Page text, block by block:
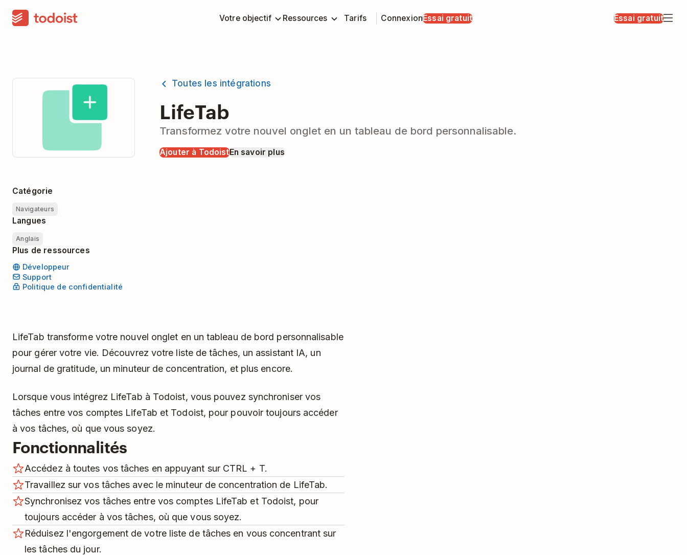
Votre objectif Ressources Tarifs ConnexionEssai gratuit Essai gratuit
Toutes les intégrations
LifeTab
Transformez votre nouvel onglet en un tableau de bord personnalisable.
Ajouter à TodoistEn savoir plus
Catégorie
Navigateurs
Langues
Anglais
Plus de ressources
Développeur
Support
Politique de confidentialité
LifeTab transforme votre nouvel onglet en un tableau de bord personnalisable
pour gérer votre vie. Découvrez votre liste de tâches, un assistant IA, un
journal de gratitude, un minuteur de concentration, et plus encore.
Lorsque vous intégrez LifeTab à Todoist, vous pouvez synchroniser vos
tâches entre vos comptes LifeTab et Todoist, pour pouvoir toujours accéder
à vos tâches, où que vous soyez.
Fonctionnalités
Accédez à toutes vos tâches en appuyant sur CTRL + T.
Travaillez sur vos tâches avec le minuteur de concentration de LifeTab.
Synchronisez vos tâches entre vos comptes LifeTab et Todoist, pour
toujours accéder à vos tâches, où que vous soyez.
Réduisez l'engorgement de votre liste de tâches en vous concentrant sur
les tâches du jour.